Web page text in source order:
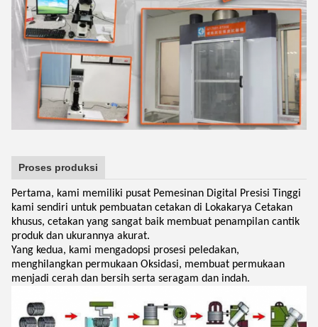
Proses produksi
Pertama, kami memiliki pusat Pemesinan Digital Presisi Tinggi
kami sendiri untuk pembuatan cetakan di Lokakarya Cetakan
khusus, cetakan yang sangat baik membuat penampilan cantik
produk dan ukurannya akurat.
Yang kedua, kami mengadopsi prosesi peledakan,
menghilangkan permukaan Oksidasi, membuat permukaan
menjadi cerah dan bersih serta seragam dan indah.